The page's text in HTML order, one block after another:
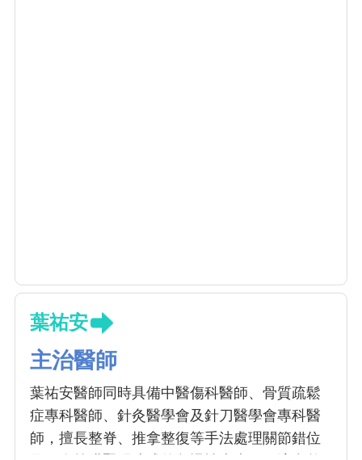
葉祐安
主治醫師
葉祐安醫師同時具備中醫傷科醫師、骨質疏鬆
症專科醫師、針灸醫學會及針刀醫學會專科醫
師，擅長整脊、推拿整復等手法處理關節錯位